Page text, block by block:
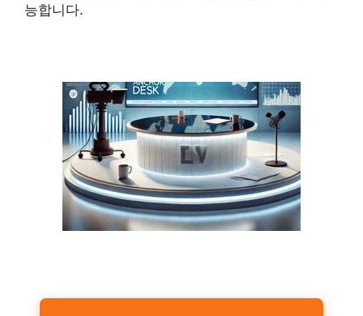
능합니다.